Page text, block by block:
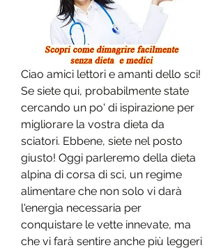
Ciao amici lettori e amanti dello sci!
Se siete qui, probabilmente state
cercando un po' di ispirazione per
migliorare la vostra dieta da
sciatori. Ebbene, siete nel posto
giusto! Oggi parleremo della dieta
alpina di corsa di sci, un regime
alimentare che non solo vi darà
l'energia necessaria per
conquistare le vette innevate, ma
che vi farà sentire anche più leggeri